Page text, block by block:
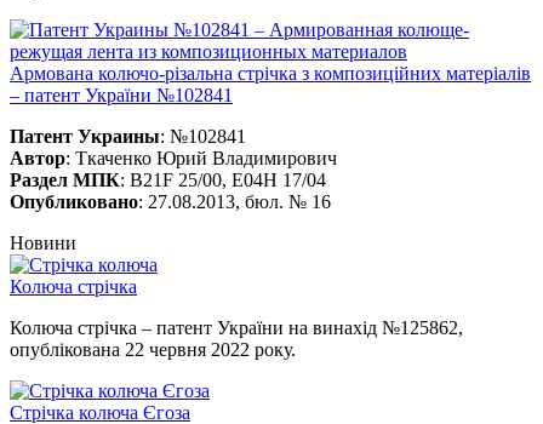
Армована колючо-різальна стрічка з композиційних матеріалів
– патент України №102841
Патент Украины: №102841
Автор: Ткаченко Юрий Владимирович
Раздел МПК: B21F 25/00, E04H 17/04
Опубликовано: 27.08.2013, бюл. № 16
Новини
Колюча стрічка
Колюча стрічка – патент України на винахід №125862,
опублікована 22 червня 2022 року.
Стрічка колюча Єгоза